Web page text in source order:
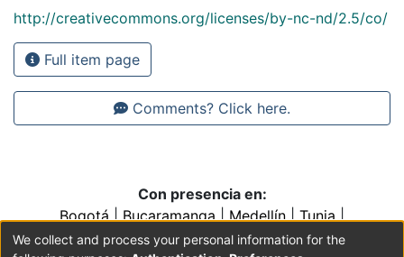
http://creativecommons.org/licenses/by-nc-nd/2.5/co/
Full item page
Comments? Click here.
Con presencia en:
Bogotá|Bucaramanga|Medellín|Tunja|
Villavicencio|Conventos y Colegios de la Orden de
We collect and process your personal information for the